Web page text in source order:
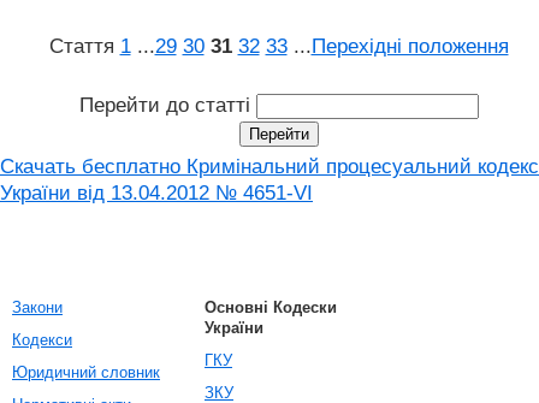
Стаття 1 ...29 30 31 32 33 ...Перехідні положення
Перейти до статті
Скачать бесплатно Кримінальний процесуальний кодекс
України від 13.04.2012 № 4651-VI
Закони
Кодекси
Юридичний словник
Основні Кодески
України
ГКУ
ЗКУ